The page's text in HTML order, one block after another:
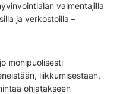
valmentajilla
ja verkostoilla –
monipuolisesti
liikkumisestaan,
ohjatakseen